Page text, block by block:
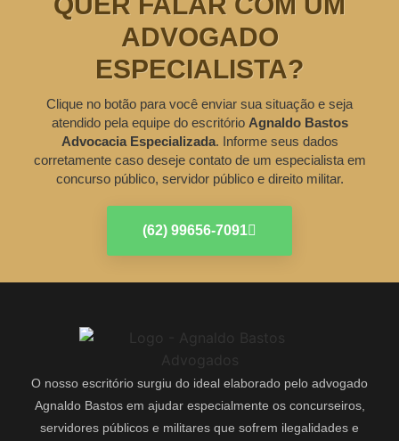
ADVOGADO
ESPECIALISTA?
Clique no botão para você enviar sua situação e seja
atendido pela equipe do escritório Agnaldo Bastos
Advocacia Especializada. Informe seus dados
corretamente caso deseje contato de um especialista em
concurso público, servidor público e direito militar.
(62) 99656-7091
O nosso escritório surgiu do ideal elaborado pelo advogado
Agnaldo Bastos em ajudar especialmente os concurseiros,
servidores públicos e militares que sofrem ilegalidades e